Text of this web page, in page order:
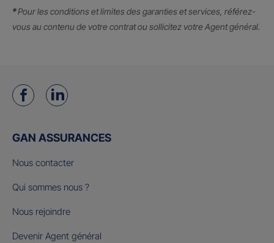
*Pour les conditions et limites des garanties et services, référez-
vous au contenu de votre contrat ou sollicitez votre Agent général.
GAN ASSURANCES
Nous contacter
Qui sommes nous ?
Nous rejoindre
Devenir Agent général